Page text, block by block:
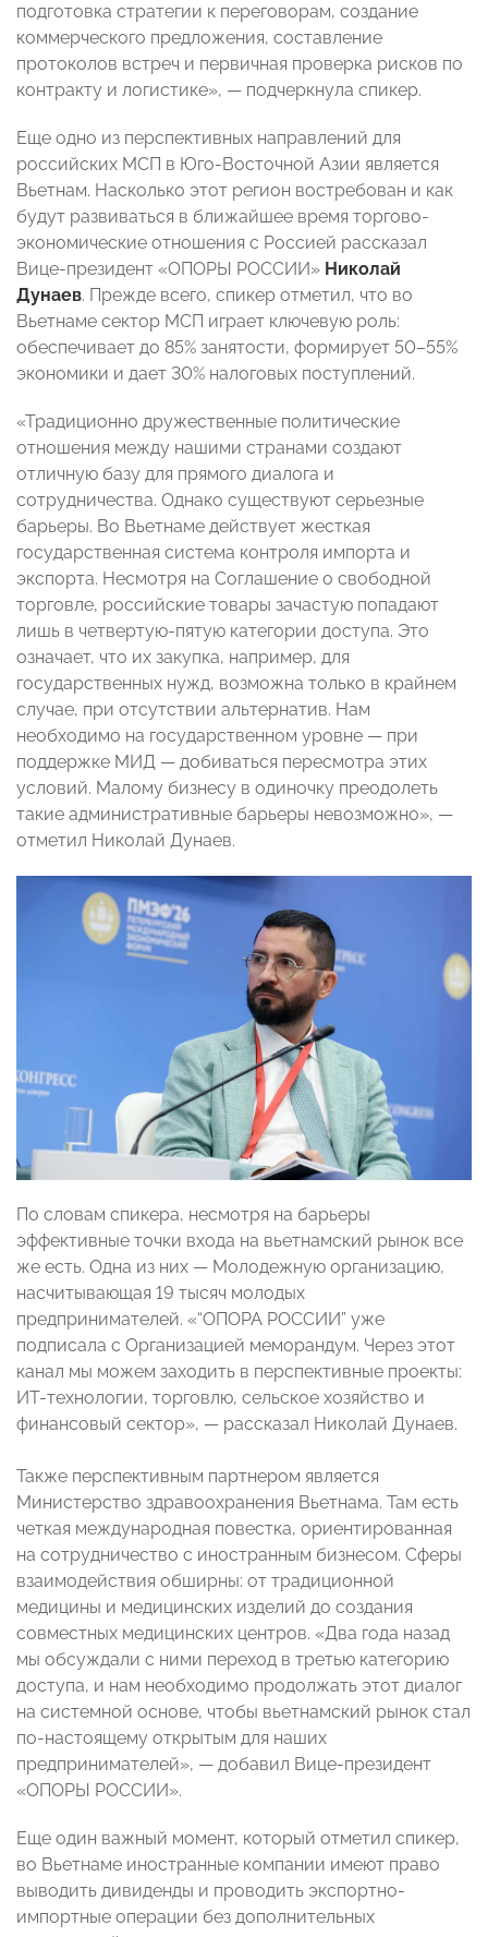
подготовка стратегии к переговорам, создание
коммерческого предложения, составление
протоколов встреч и первичная проверка рисков по
контракту и логистике», — подчеркнула спикер.
Еще одно из перспективных направлений для
российских МСП в Юго-Восточной Азии является
Вьетнам. Насколько этот регион востребован и как
будут развиваться в ближайшее время торгово-
экономические отношения с Россией рассказал
Вице‑президент «ОПОРЫ РОССИИ» Николай
Дунаев. Прежде всего, спикер отметил, что во
Вьетнаме сектор МСП играет ключевую роль:
обеспечивает до 85% занятости, формирует 50–55%
экономики и дает 30% налоговых поступлений.
«Традиционно дружественные политические
отношения между нашими странами создают
отличную базу для прямого диалога и
сотрудничества. Однако существуют серьезные
барьеры. Во Вьетнаме действует жесткая
государственная система контроля импорта и
экспорта. Несмотря на Соглашение о свободной
торговле, российские товары зачастую попадают
лишь в четвертую-пятую категории доступа. Это
означает, что их закупка, например, для
государственных нужд, возможна только в крайнем
случае, при отсутствии альтернатив. Нам
необходимо на государственном уровне — при
поддержке МИД — добиваться пересмотра этих
условий. Малому бизнесу в одиночку преодолеть
такие административные барьеры невозможно», —
отметил Николай Дунаев.
По словам спикера, несмотря на барьеры
эффективные точки входа на вьетнамский рынок все
же есть. Одна из них — Молодежную организацию,
насчитывающая 19 тысяч молодых
предпринимателей. «“ОПОРА РОССИИ” уже
подписала с Организацией меморандум. Через этот
канал мы можем заходить в перспективные проекты:
ИT-технологии, торговлю, сельское хозяйство и
финансовый сектор», — рассказал Николай Дунаев.
Также перспективным партнером является
Министерство здравоохранения Вьетнама. Там есть
четкая международная повестка, ориентированная
на сотрудничество с иностранным бизнесом. Сферы
взаимодействия обширны: от традиционной
медицины и медицинских изделий до создания
совместных медицинских центров. «Два года назад
мы обсуждали с ними переход в третью категорию
доступа, и нам необходимо продолжать этот диалог
на системной основе, чтобы вьетнамский рынок стал
по-настоящему открытым для наших
предпринимателей», — добавил Вице‑президент
«ОПОРЫ РОССИИ».
Еще один важный момент, который отметил спикер,
во Вьетнаме иностранные компании имеют право
выводить дивиденды и проводить экспортно-
импортные операции без дополнительных